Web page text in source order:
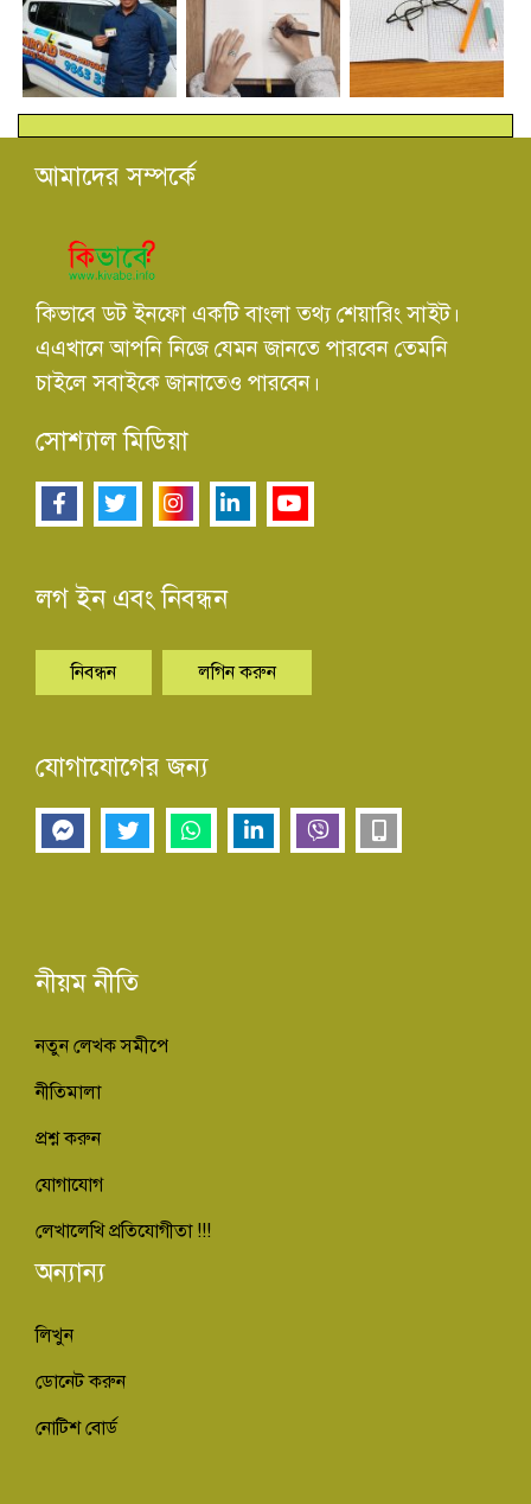
আমাদের সম্পর্কে
কিভাবে ডট ইনফো একটি বাংলা তথ্য শেয়ারিং সাইট।
এএখানে আপনি নিজে যেমন জানতে পারবেন তেমনি
চাইলে সবাইকে জানাতেও পারবেন।
সোশ্যাল মিডিয়া
লগ ইন এবং নিবন্ধন
নিবন্ধন লগিন করুন
যোগাযোগের জন্য
নীয়ম নীতি
নতুন লেখক সমীপে
নীতিমালা
প্রশ্ন করুন
যোগাযোগ
লেখালেখি প্রতিযোগীতা !!!
অন্যান্য
লিখুন
ডোনেট করুন
নোটিশ বোর্ড